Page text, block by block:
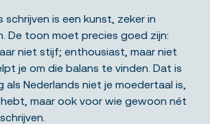
schrijven is een kunst, zeker in
De toon moet precies goed zijn:
niet stijf; enthousiast, maar niet
je om die balans te vinden. Dat is
als Nederlands niet je moedertaal is,
maar ook voor wie gewoon nét